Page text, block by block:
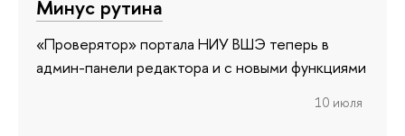
Минус рутина
«Проверятор» портала НИУ ВШЭ теперь в
админ-панели редактора и с новыми функциями
10 июля